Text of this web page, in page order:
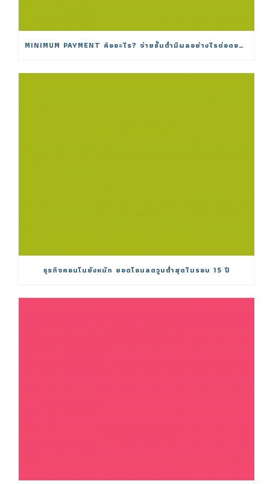
MINIMUM PAYMENT คืออะไร? จ่ายขั้นต่ำมีผลอย่างไรต่อดอกเบี้ย
ธุรกิจคอนโนยังหนัก ยอดโอนลดวูบต่ำสุดในรอบ 15 ปี